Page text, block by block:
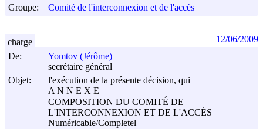
Groupe:
Comité de l'interconnexion et de l'accès
De:
Yomtov (Jérôme)
secrétaire général
Objet:
l'exécution de la présente décision, qui
A N N E X E
COMPOSITION DU COMITÉ DE
L'INTERCONNEXION ET DE L'ACCÈS
Numéricable/Completel
charge 12/06/2009